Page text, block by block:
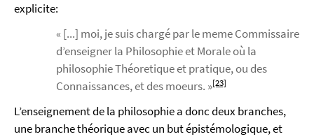
explicite:
« [...] moi, je suis chargé par le meme Commissaire
d’enseigner la Philosophie et Morale où la
philosophie Théoretique et pratique, ou des
Connaissances, et des moeurs. »[23]
L’enseignement de la philosophie a donc deux branches,
une branche théorique avec un but épistémologique, et